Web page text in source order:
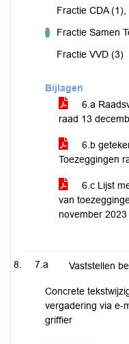
Fractie CDA
Fractie Samen
Fractie VVD (3)
Bijlagen
6.a
raad 13
6.b
Toezeggingen
6.c Lijst
van
november 2023
7.a Vaststellen
Concrete
vergadering via e-
griffier